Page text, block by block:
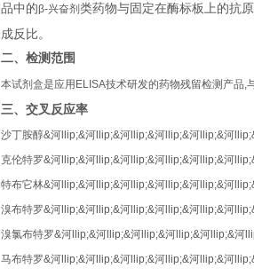
品中的β-兴奋剂 类药物与固定在酶标板上的抗
成反比。
二、检测范围
本试剂盒是应用 ELISA技术研发的药物残留检测产品,
三、 交叉反应率
沙丁胺醇&河llip;&河llip;&河llip;&河llip;&河llip;&河
克伦特罗&河llip;&河llip;&河llip;&河llip;&河llip;&河
特布它林&河llip;&河llip;&河llip;&河llip;&河llip;&河
溴布特罗&河llip;&河llip;&河llip;&河llip;&河llip;&河
溴氯布特罗&河llip;&河llip;&河llip;&河llip;&河llip;&河
马布特罗&河llip;&河llip;&河llip;&河llip;&河llip;&河